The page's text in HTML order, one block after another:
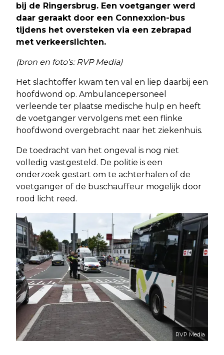
bij de Ringersbrug. Een voetganger werd
daar geraakt door een Connexxion-bus
tijdens het oversteken via een zebrapad
met verkeerslichten.
(bron en foto’s: RVP Media)
Het slachtoffer kwam ten val en liep daarbij een
hoofdwond op. Ambulancepersoneel
verleende ter plaatse medische hulp en heeft
de voetganger vervolgens met een flinke
hoofdwond overgebracht naar het ziekenhuis.
De toedracht van het ongeval is nog niet
volledig vastgesteld. De politie is een
onderzoek gestart om te achterhalen of de
voetganger of de buschauffeur mogelijk door
rood licht reed.
RVP Media